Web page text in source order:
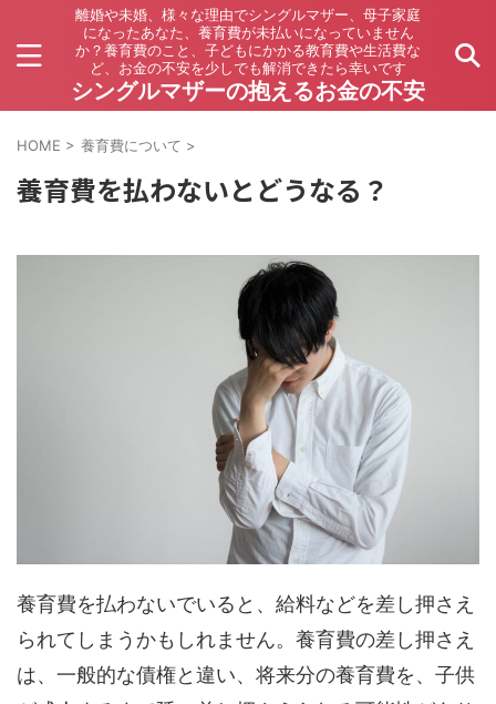
離婚や未婚、様々な理由でシングルマザー、母子家庭
になったあなた、養育費が未払いになっていません
か？養育費のこと、子どもにかかる教育費や生活費な
ど、お金の不安を少しでも解消できたら幸いです
シングルマザーの抱えるお金の不安
HOME > 養育費について >
養育費を払わないとどうなる？
養育費を払わないでいると、給料などを差し押さえ
られてしまうかもしれません。養育費の差し押さえ
は、一般的な債権と違い、将来分の養育費を、子供